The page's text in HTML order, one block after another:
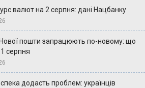
валют на 2 серпня: дані Нацбанку
Нової пошти запрацюють по-новому: що
серпня
додасть проблем: українців